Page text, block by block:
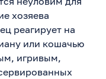
хозяева
реагирует на
или кошачью
игривым,